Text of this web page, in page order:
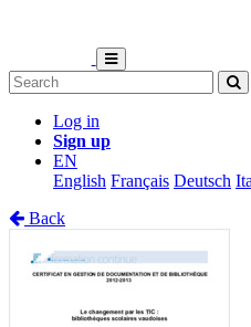
Log in
Sign up
EN
English Français Deutsch
Back